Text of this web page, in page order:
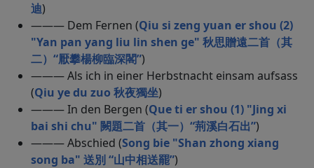
迪)
——— Dem Fernen (Qiu si zeng yuan er shou (2)
"Yan pan yang liu lin shen ge" 秋思贈遠二首（其
二）“厭攀楊柳臨深閣”)
——— Als ich in einer Herbstnacht einsam aufsass
(Qiu ye du zuo 秋夜獨坐)
——— In den Bergen (Que ti er shou (1) "Jing xi
bai shi chu" 闕題二首（其一）“荊溪白石出”)
——— Abschied (Song bie "Shan zhong xiang
song ba" 送別 “山中相送罷”)